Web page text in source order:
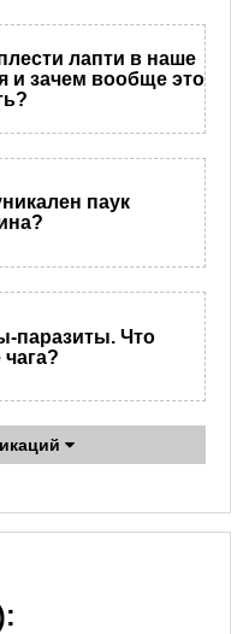
лапти в наше
и зачем вообще это
паук
паразиты. Что
чага?